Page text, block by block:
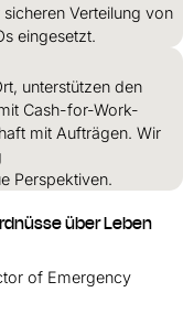
Verteilung von
eingesetzt.
unterstützen den
Cash-for-Work-
mit Aufträgen. Wir
Perspektiven.
über Leben
of Emergency